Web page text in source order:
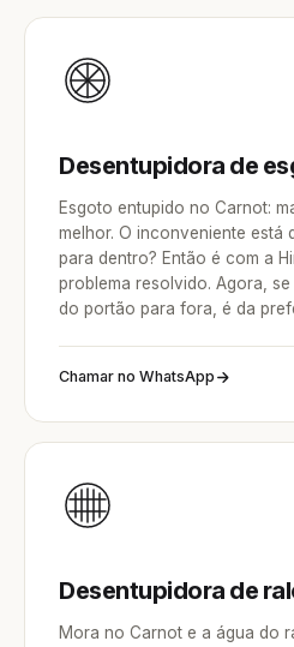
Desentupidora de
Esgoto entupido no Carnot:
melhor. O inconveniente está
para dentro? Então é com a
problema resolvido. Agora,
do portão para fora, é da
Chamar no WhatsApp
Desentupidora de
Mora no Carnot e a água do